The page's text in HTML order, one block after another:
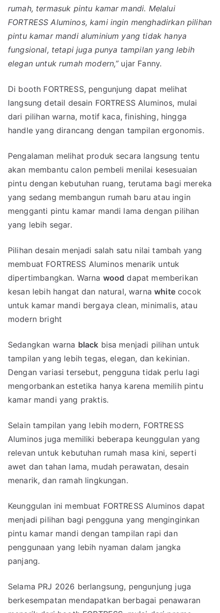
rumah, termasuk pintu kamar mandi. Melalui
FORTRESS Aluminos, kami ingin menghadirkan pilihan
pintu kamar mandi aluminium yang tidak hanya
fungsional, tetapi juga punya tampilan yang lebih
elegan untuk rumah modern,”ujar Fanny.
Di booth FORTRESS, pengunjung dapat melihat
langsung detail desain FORTRESS Aluminos, mulai
dari pilihan warna, motif kaca, finishing, hingga
handle yang dirancang dengan tampilan ergonomis.
Pengalaman melihat produk secara langsung tentu
akan membantu calon pembeli menilai kesesuaian
pintu dengan kebutuhan ruang, terutama bagi mereka
yang sedang membangun rumah baru atau ingin
mengganti pintu kamar mandi lama dengan pilihan
yang lebih segar.
Pilihan desain menjadi salah satu nilai tambah yang
membuat FORTRESS Aluminos menarik untuk
dipertimbangkan. Warna wood dapat memberikan
kesan lebih hangat dan natural, warnawhitecocok
untuk kamar mandi bergaya clean, minimalis, atau
modern bright
Sedangkan warna black bisa menjadi pilihan untuk
tampilan yang lebih tegas, elegan, dan kekinian.
Dengan variasi tersebut, pengguna tidak perlu lagi
mengorbankan estetika hanya karena memilih pintu
kamar mandi yang praktis.
Selain tampilan yang lebih modern, FORTRESS
Aluminos juga memiliki beberapa keunggulan yang
relevan untuk kebutuhan rumah masa kini, seperti
awet dan tahan lama, mudah perawatan, desain
menarik, dan ramah lingkungan.
Keunggulan ini membuat FORTRESS Aluminos dapat
menjadi pilihan bagi pengguna yang menginginkan
pintu kamar mandi dengan tampilan rapi dan
penggunaan yang lebih nyaman dalam jangka
panjang.
Selama PRJ 2026 berlangsung, pengunjung juga
berkesempatan mendapatkan berbagai penawaran